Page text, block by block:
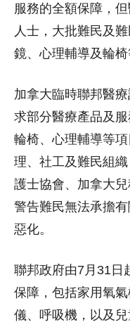
服務的全額保障，
人士，大批難民及
鏡、心理輔導及輪椅
加拿大臨時聯邦醫
求部分醫療產品及
輪椅、心理輔導等
理、社工及難民組
護士協會、加拿大
警告難民無法承擔
惡化。
聯邦政府由7月31日
保障，包括家用氧
儀、呼吸機，以及